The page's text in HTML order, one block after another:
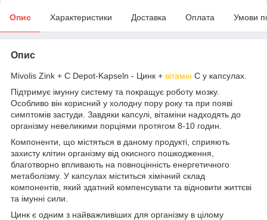
Опис Характеристики Доставка Оплата Умови
Опис
Mivolis Zink + C Depot-Kapseln - Цинк + вітамін С у капсулах.
Підтримує імунну систему та покращує роботу мозку.
Особливо він корисний у холодну пору року та при появі
симптомів застуди. Завдяки капсулі, вітаміни надходять до
організму невеликими порціями протягом 8-10 годин.
Компоненти, що містяться в даному продукті, сприяють
захисту клітин організму від окисного пошкодження,
благотворно впливають на повноцінність енергетичного
метаболізму. У капсулах міститься хімічний склад
компонентів, який здатний компенсувати та відновити життєві
та імунні сили.
Цинк є одним з найважливіших для організму в цілому